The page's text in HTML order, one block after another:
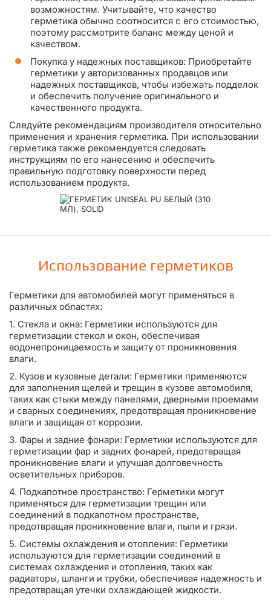
возможностям. Учитывайте, что качество
герметика обычно соотносится с его стоимостью,
поэтому рассмотрите баланс между ценой и
качеством.
Покупка у надежных поставщиков: Приобретайте
герметики у авторизованных продавцов или
надежных поставщиков, чтобы избежать подделок
и обеспечить получение оригинального и
качественного продукта.
Следуйте рекомендациям производителя относительно
применения и хранения герметика. При использовании
герметика также рекомендуется следовать
инструкциям по его нанесению и обеспечить
правильную подготовку поверхности перед
использованием продукта.
Использование герметиков
Герметики для автомобилей могут применяться в
различных областях:
1. Стекла и окна: Герметики используются для
герметизации стекол и окон, обеспечивая
водонепроницаемость и защиту от проникновения
влаги.
2. Кузов и кузовные детали: Герметики применяются
для заполнения щелей и трещин в кузове автомобиля,
таких как стыки между панелями, дверными проемами
и сварных соединениях, предотвращая проникновение
влаги и защищая от коррозии.
3. Фары и задние фонари: Герметики используются для
герметизации фар и задних фонарей, предотвращая
проникновение влаги и улучшая долговечность
осветительных приборов.
4. Подкапотное пространство: Герметики могут
применяться для герметизации трещин или
соединений в подкапотном пространстве,
предотвращая проникновение влаги, пыли и грязи.
5. Системы охлаждения и отопления: Герметики
используются для герметизации соединений в
системах охлаждения и отопления, таких как
радиаторы, шланги и трубки, обеспечивая надежность и
предотвращая утечки охлаждающей жидкости.